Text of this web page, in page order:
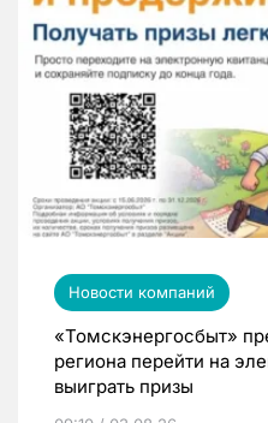
Новости компаний
«Томскэнергосбыт»
региона перейти на
выиграть призы